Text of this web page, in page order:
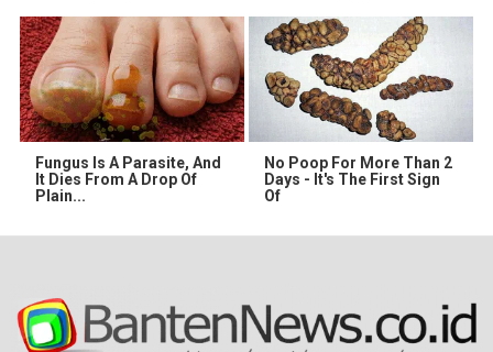
Fungus Is A Parasite, And
It Dies From A Drop Of
Plain...
No Poop For More Than 2
Days - It's The First Sign
Of